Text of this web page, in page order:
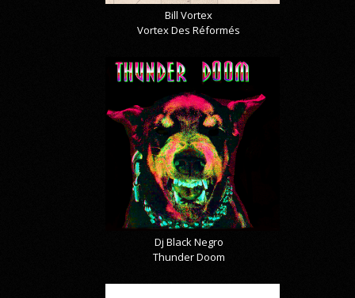
Bill Vortex
Vortex Des Réformés
Dj Black Negro
Thunder Doom